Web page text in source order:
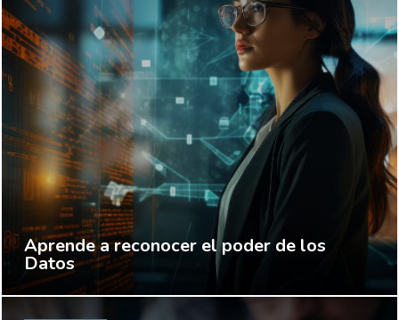
Aprende a reconocer el poder de los
Datos